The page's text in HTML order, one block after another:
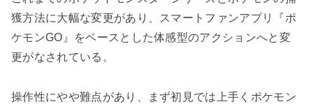
獲方法に大幅な変更があり、スマートファンアプリ『ポ
ケモンGO』をベースとした体感型のアクションへと変
更がなされている。
操作性にやや難点があり、まず初見では上手くポケモン